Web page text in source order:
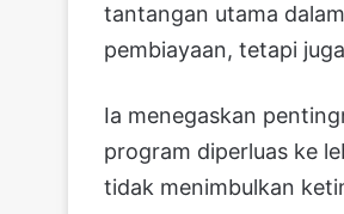
tantangan utama
pembiayaan, tetapi
Ia menegaskan
program diperluas ke
tidak menimbulkan